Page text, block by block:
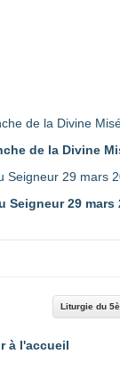
de la Divine
Seigneur 29 mars
Liturgie du
à l'accueil